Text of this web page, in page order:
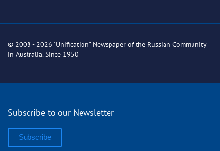
© 2008 - 2026 "Unification" Newspaper of the Russian Community
in Australia. Since 1950
Subscribe to our Newsletter
Subscribe